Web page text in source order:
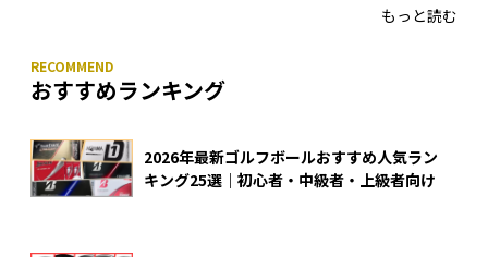
もっと読む
おすすめランキング
2026年最新ゴルフボールおすすめ人気ラン
キング25選｜初心者・中級者・上級者向け